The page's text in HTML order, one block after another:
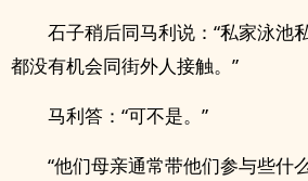
石子稍后同马利说：“私家泳池
都没有机会同街外人接触。”
马利答：“可不是。”
“他们母亲通常带他们参与些什